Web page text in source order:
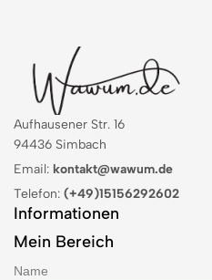
Aufhausener Str. 16
94436 Simbach
Email: kontakt@wawum.de
Telefon: (+49)15156292602
Informationen
Mein Bereich
Name